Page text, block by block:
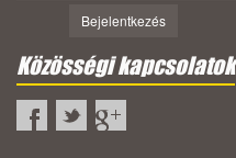
Bejelentkezés
Közösségi kapcsolatok